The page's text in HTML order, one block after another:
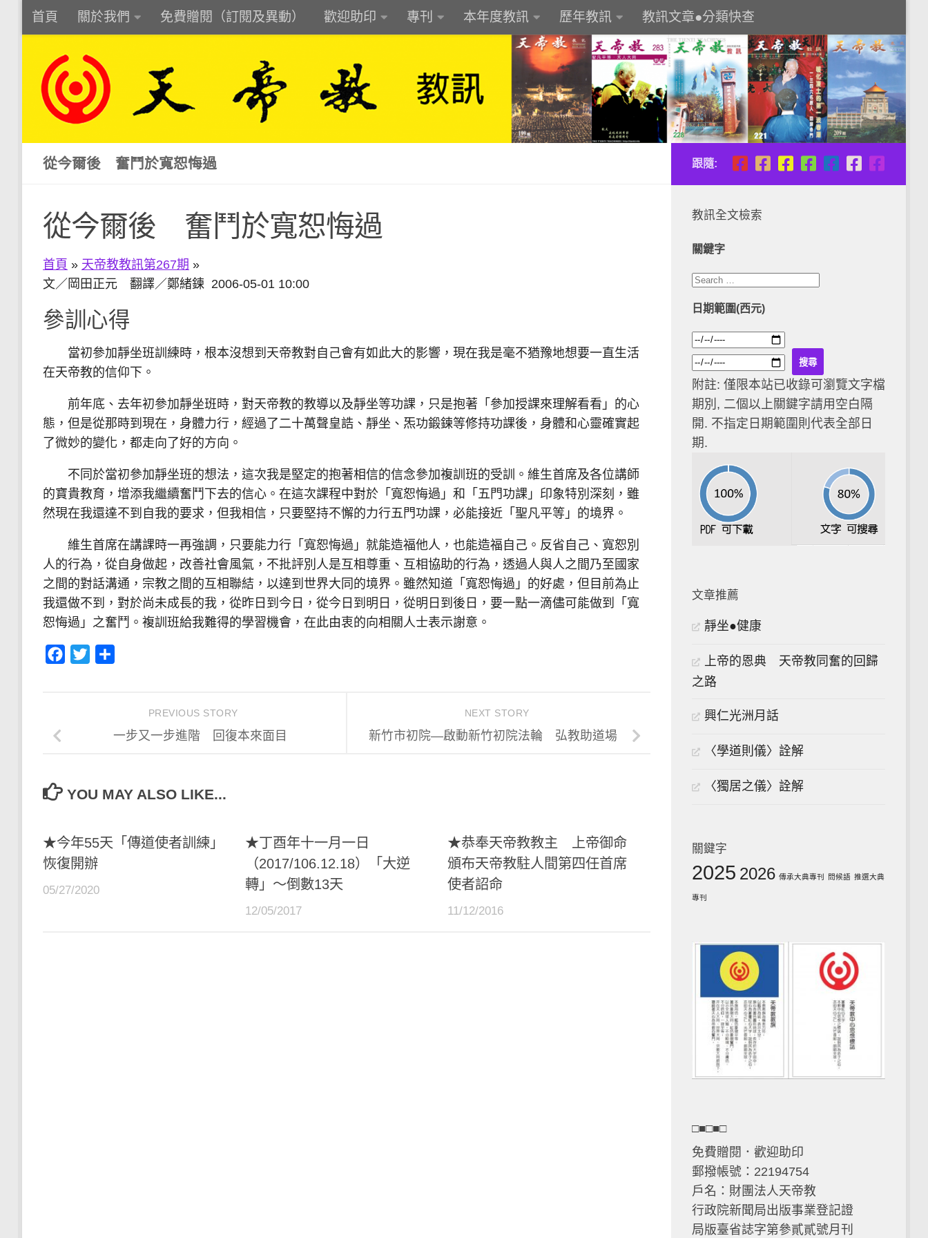
Skip to content
首頁 關於我們 免費贈閱（訂閱及異動） 歡迎助印 專刊 本年度教訊 歷年教訊 教訊文章●分類快查
從今爾後 奮鬥於寬恕悔過
從今爾後 奮鬥於寬恕悔過
首頁 » 天帝教教訊第267期 »
文／岡田正元 翻譯／鄭緒鍊 2006-05-01 10:00
參訓心得
當初參加靜坐班訓練時，根本沒想到天帝教對自己會有如此大的影響，現在我是毫不猶豫地想要一直生活
在天帝教的信仰下。
前年底、去年初參加靜坐班時，對天帝教的教導以及靜坐等功課，只是抱著「參加授課來理解看看」的心
態，但是從那時到現在，身體力行，經過了二十萬聲皇誥、靜坐、炁功鍛鍊等修持功課後，身體和心靈確實起
了微妙的變化，都走向了好的方向。
不同於當初參加靜坐班的想法，這次我是堅定的抱著相信的信念參加複訓班的受訓。維生首席及各位講師
的寶貴教育，增添我繼續奮鬥下去的信心。在這次課程中對於「寬恕悔過」和「五門功課」印象特別深刻，雖
然現在我還達不到自我的要求，但我相信，只要堅持不懈的力行五門功課，必能接近「聖凡平等」的境界。
維生首席在講課時一再強調，只要能力行「寬恕悔過」就能造福他人，也能造福自己。反省自己、寬恕別
人的行為，從自身做起，改善社會風氣，不批評別人是互相尊重、互相協助的行為，透過人與人之間乃至國家
之間的對話溝通，宗教之間的互相聯結，以達到世界大同的境界。雖然知道「寬恕悔過」的好處，但目前為止
我還做不到，對於尚未成長的我，從昨日到今日，從今日到明日，從明日到後日，要一點一滴儘可能做到「寬
恕悔過」之奮鬥。複訓班給我難得的學習機會，在此由衷的向相關人士表示謝意。
Facebook
Twitter
NEXT STORY
新竹市初院—啟動新竹初院法輪 弘教助道場
PREVIOUS STORY
一步又一步進階 回復本來面目
YOU MAY ALSO LIKE...
★今年55天「傳道使者訓練」
恢復開辦
05/27/2020
★丁酉年十一月一日
（2017/106.12.18）「大逆
轉」～倒數13天
12/05/2017
★恭奉天帝教教主 上帝御命
頒布天帝教駐人間第四任首席
使者詔命
11/12/2016
跟隨:
教訊全文檢索
關鍵字
日期範圍(西元)
附註: 僅限本站已收錄可瀏覽文字檔
期別, 二個以上關鍵字請用空白隔
開. 不指定日期範圍則代表全部日
期.
文章推薦
靜坐●健康
上帝的恩典 天帝教同奮的回歸
之路
興仁光洲月話
〈學道則儀〉詮解
〈獨居之儀〉詮解
關鍵字
2025 2026 傳承大典專刊 問候語 推選大典
專刊
□■□■□
免費贈閱．歡迎助印
郵撥帳號：22194754
戶名：財團法人天帝教
行政院新聞局出版事業登記證
局版臺省誌字第參貳貳號月刊